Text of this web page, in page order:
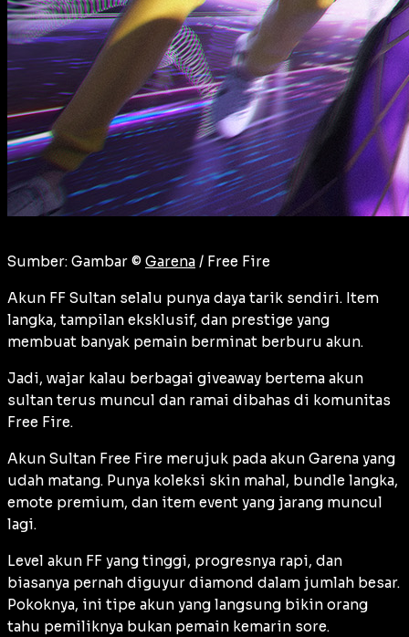
Sumber: Gambar © Garena / Free Fire
Akun FF Sultan selalu punya daya tarik sendiri. Item
langka, tampilan eksklusif, dan prestige yang
membuat banyak pemain berminat berburu akun.
Jadi, wajar kalau berbagai giveaway bertema akun
sultan terus muncul dan ramai dibahas di komunitas
Free Fire.
Akun Sultan Free Fire merujuk pada akun Garena yang
udah matang. Punya koleksi skin mahal, bundle langka,
emote premium, dan item event yang jarang muncul
lagi.
Level akun FF yang tinggi, progresnya rapi, dan
biasanya pernah diguyur diamond dalam jumlah besar.
Pokoknya, ini tipe akun yang langsung bikin orang
tahu pemiliknya bukan pemain kemarin sore.